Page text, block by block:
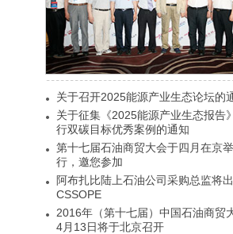
关于召开2025能源产业生态论坛的
关于征集《2025能源产业生态报告
行双碳目标优秀案例的通知
第十七届石油商贸大会于四月在京举
行，邀您参加
阿布扎比陆上石油公司采购总监将
CSSOPE
2016年（第十七届）中国石油商贸
4月13日将于北京召开